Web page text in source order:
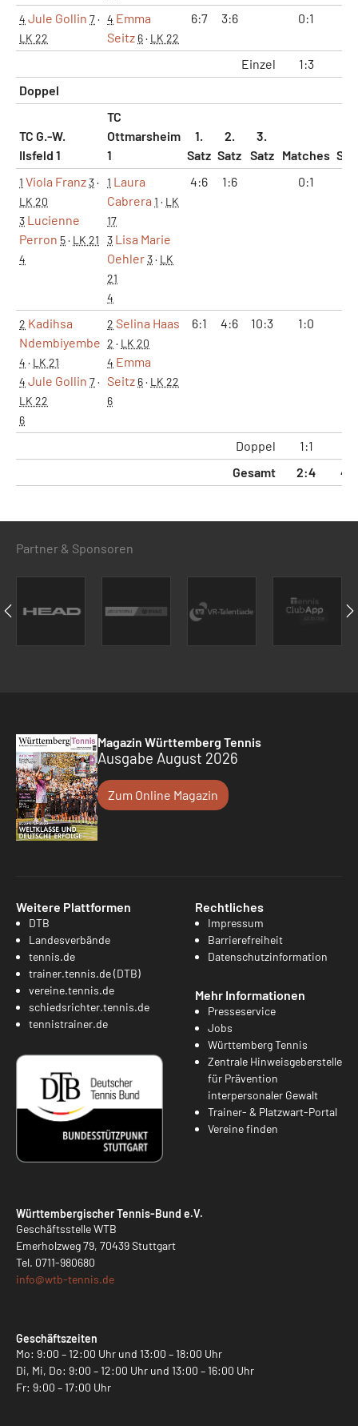
4 Jule Gollin 7·
LK 22
4 Emma
Seitz 6· LK 22
6:7 3:6 0:1
Einzel 1:3
Doppel
TC G.-W.
Ilsfeld 1
TC
Ottmarsheim
1
1.
Satz
2.
Satz
3.
Satz
Matches
1 Viola Franz3·
LK 20
3 Lucienne
Perron 5· LK 21
4
1 Laura
Cabrera 1 · LK
17
3 Lisa Marie
Oehler3· LK
21
4
4:6 1:6 0:1
2 Kadihsa
Ndembiyembe
4 · LK 21
4 Jule Gollin 7·
LK 22
6
2 Selina Haas
2 · LK 20
4 Emma
Seitz 6· LK 22
6
6:1 4:6 10:3 1:0
Doppel 1:1
Gesamt
2:4
Partner & Sponsoren
Magazin Württemberg Tennis
Ausgabe August 2026
Zum Online Magazin
Weitere Plattformen
DTB
Landesverbände
tennis.de
trainer.tennis.de (DTB)
vereine.tennis.de
schiedsrichter.tennis.de
tennistrainer.de
Rechtliches
Impressum
Barrierefreiheit
Datenschutzinformation
Mehr Informationen
Presseservice
Jobs
Württemberg Tennis
Zentrale Hinweisgeberstelle
für Prävention
interpersonaler Gewalt
Trainer- & Platzwart-Portal
Vereine finden
Württembergischer Tennis-Bund e.V.
Geschäftsstelle WTB
Emerholzweg 79, 70439 Stuttgart
Tel. 0711-980680
info@wtb-tennis.de
Geschäftszeiten
Mo: 9:00 – 12:00 Uhr und 13:00 – 18:00 Uhr
Di, Mi, Do: 9:00 – 12:00 Uhr und 13:00 – 16:00 Uhr
Fr: 9:00 – 17:00 Uhr